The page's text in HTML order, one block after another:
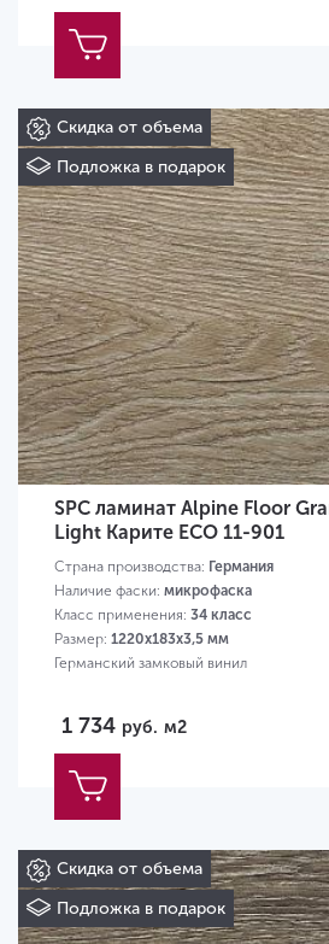
Скидка от объема
Подложка в подарок
SPC ламинат Alpine Floor
Light Карите ЕСО 11-901
Страна производства: Германия
Наличие фаски: микрофаска
Класс применения: 34 класс
Размер: 1220х183х3,5 мм
Германский замковый винил
1 734 руб. м2
Скидка от объема
Подложка в подарок